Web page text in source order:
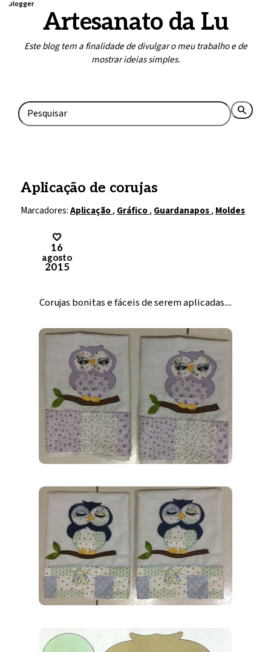
blogger
Artesanato da Lu
Este blog tem a finalidade de divulgar o meu trabalho e de
mostrar ideias simples.
search
Aplicação de corujas
Marcadores:Aplicação, Gráfico, Guardanapos, Moldes
16
agosto
2015
Corujas bonitas e fáceis de serem aplicadas....